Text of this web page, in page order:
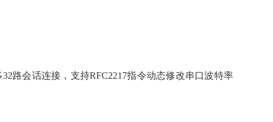
路会话连接，支持RFC2217指令动态修改串口波特率